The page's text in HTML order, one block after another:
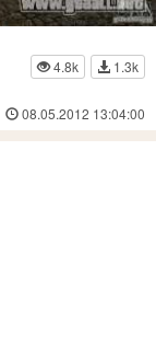
4.8k
1.3k
08.05.2012 13:04:00